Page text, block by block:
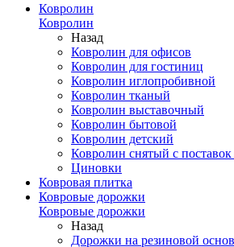
Ковролин
Ковролин
Назад
Ковролин для офисов
Ковролин для гостиниц
Ковролин иглопробивной
Ковролин тканый
Ковролин выставочный
Ковролин бытовой
Ковролин детский
Ковролин снятый с
Циновки
Ковровая плитка
Ковровые дорожки
Ковровые дорожки
Назад
Дорожки на резиновой